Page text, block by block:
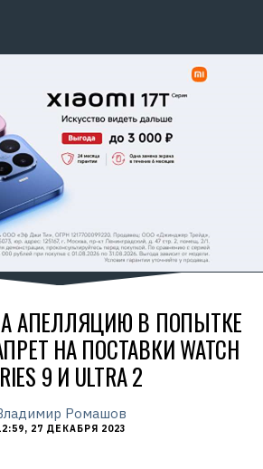
АПЕЛЛЯЦИЮ В ПОПЫТКЕ
НА ПОСТАВКИ WATCH
9 И ULTRA 2
Ромашов
27 ДЕКАБРЯ 2023